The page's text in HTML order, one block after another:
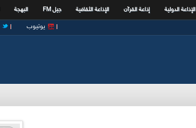
الإذاعة الدولية إذاعة القرآن الإذاعة الثقافية جيل FM البهجة
يوتيوب